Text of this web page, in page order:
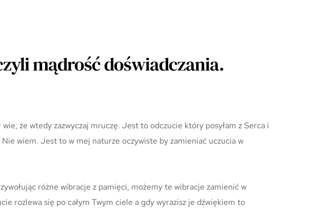
mądrość doświadczania.
wiem. Jest to w mej naturze oczywiste by zamieniać uczucia w
rozlewa się po całym Twym ciele a gdy wyrazisz je dźwiękiem to